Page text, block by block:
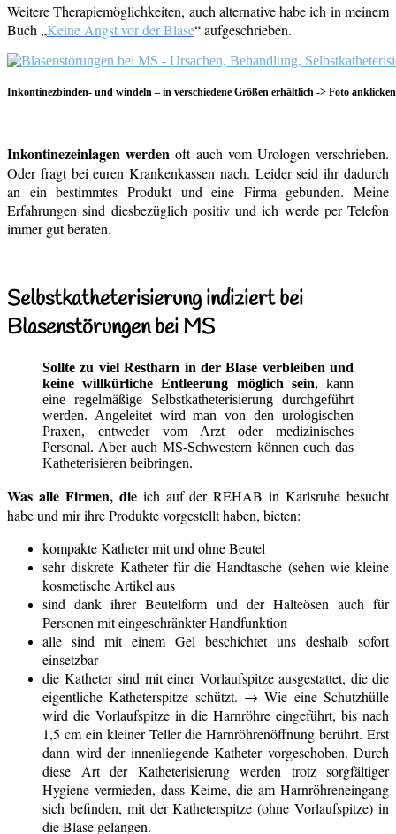
Weitere Therapiemöglichkeiten, auch alternative habe ich in meinem
Buch „Keine Angst vor der Blase“ aufgeschrieben.
Inkontinezbinden- und windeln – in verschiedene Größen erhältlich -> Foto
Inkontinezeinlagen werden oft auch vom Urologen verschrieben.
Oder fragt bei euren Krankenkassen nach. Leider seid ihr dadurch
an ein bestimmtes Produkt und eine Firma gebunden. Meine
Erfahrungen sind diesbezüglich positiv und ich werde per Telefon
immer gut beraten.
Selbstkatheterisierung indiziert bei
Blasenstörungen bei MS
Sollte zu viel Restharn in der Blase verbleiben und
keine willkürliche Entleerung möglich sein, kann
eine regelmäßige Selbstkatheterisierung durchgeführt
werden. Angeleitet wird man von den urologischen
Praxen, entweder vom Arzt oder medizinisches
Personal. Aber auch MS-Schwestern können euch das
Katheterisieren beibringen.
Was alle Firmen, dieich auf der REHAB in Karlsruhe besucht
habe und mir ihre Produkte vorgestellt haben, bieten:
kompakte Katheter mit und ohne Beutel
sehr diskrete Katheter für die Handtasche (sehen wie kleine
kosmetische Artikel aus
sind dank ihrer Beutelform und der Halteösen auch für
Personen mit eingeschränkter Handfunktion
alle sind mit einem Gel beschichtet uns deshalb sofort
einsetzbar
die Katheter sind mit einer Vorlaufspitze ausgestattet, die die
eigentliche Katheterspitze schützt. → Wie eine Schutzhülle
wird die Vorlaufspitze in die Harnröhre eingeführt, bis nach
1,5 cm ein kleiner Teller die Harnröhrenöffnung berührt. Erst
dann wird der innenliegende Katheter vorgeschoben. Durch
diese Art der Katheterisierung werden trotz sorgfältiger
Hygiene vermieden, dass Keime, die am Harnröhreneingang
sich befinden, mit der Katheterspitze (ohne Vorlaufspitze) in
die Blase gelangen.